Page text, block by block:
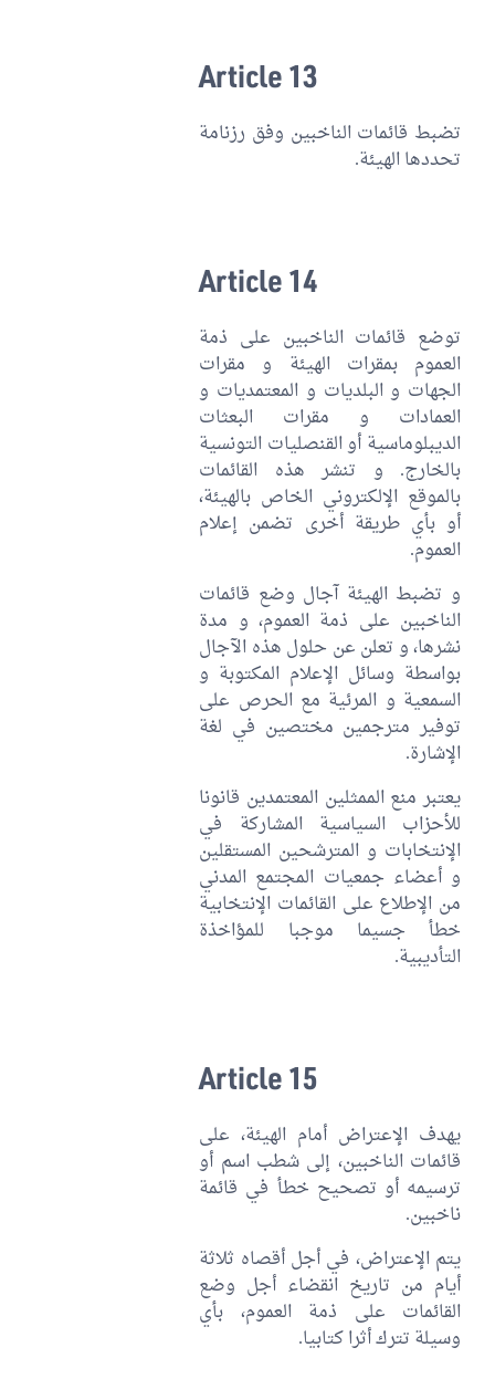
Article 13
تضبط قائمات الناخبين وفق رزنامة
تحددها الهيئة.
Article 14
توضع قائمات الناخبين على ذمة
العموم بمقرات الهيئة و مقرات
الجهات و البلديات و المعتمديات و
العمادات و مقرات البعثات
الديبلوماسية أو القنصليات التونسية
بالخارج. و تنشر هذه القائمات
بالموقع الإلكتروني الخاص بالهيئة،
أو بأي طريقة أخرى تضمن إعلام
العموم.
و تضبط الهيئة آجال وضع قائمات
الناخبين على ذمة العموم، و مدة
نشرها، و تعلن عن حلول هذه الآجال
بواسطة وسائل الإعلام المكتوبة و
السمعية و المرئية مع الحرص على
توفير مترجمين مختصين في لغة
الإشارة.
يعتبر منع الممثلين المعتمدين قانونا
للأحزاب السياسية المشاركة في
الإنتخابات و المترشحين المستقلين
و أعضاء جمعيات المجتمع المدني
من الإطلاع على القائمات الإنتخابية
خطأ جسيما موجبا للمؤاخذة
التأديبية.
Article 15
يهدف الإعتراض أمام الهيئة، على
قائمات الناخبين، إلى شطب اسم أو
ترسيمه أو تصحيح خطأ في قائمة
ناخبين.
يتم الإعتراض، في أجل أقصاه ثلاثة
أيام من تاريخ انقضاء أجل وضع
القائمات على ذمة العموم، بأي
وسيلة تترك أثرا كتابيا.